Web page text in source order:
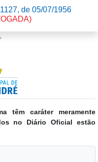
têm caráter meramente
no Diário Oficial estão
de 05/07/1956